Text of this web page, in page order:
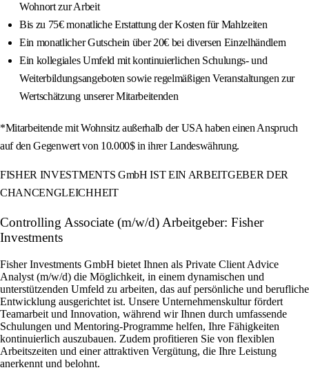
Wohnort zur Arbeit
Bis zu 75€ monatliche Erstattung der Kosten für Mahlzeiten
Ein monatlicher Gutschein über 20€ bei diversen Einzelhändlern
Ein kollegiales Umfeld mit kontinuierlichen Schulungs- und
Weiterbildungsangeboten sowie regelmäßigen Veranstaltungen zur
Wertschätzung unserer Mitarbeitenden
*Mitarbeitende mit Wohnsitz außerhalb der USA haben einen Anspruch
auf den Gegenwert von 10.000$ in ihrer Landeswährung.
FISHER INVESTMENTS GmbH IST EIN ARBEITGEBER DER
CHANCENGLEICHHEIT
Controlling Associate (m/w/d) Arbeitgeber: Fisher
Investments
Fisher Investments GmbH bietet Ihnen als Private Client Advice
Analyst (m/w/d) die Möglichkeit, in einem dynamischen und
unterstützenden Umfeld zu arbeiten, das auf persönliche und berufliche
Entwicklung ausgerichtet ist. Unsere Unternehmenskultur fördert
Teamarbeit und Innovation, während wir Ihnen durch umfassende
Schulungen und Mentoring-Programme helfen, Ihre Fähigkeiten
kontinuierlich auszubauen. Zudem profitieren Sie von flexiblen
Arbeitszeiten und einer attraktiven Vergütung, die Ihre Leistung
anerkennt und belohnt.